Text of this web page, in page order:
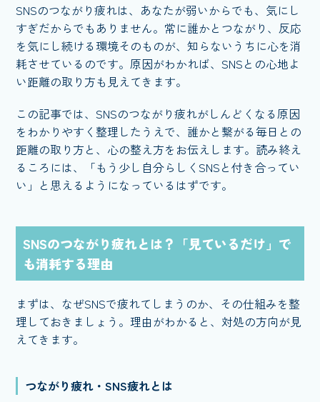
SNSのつながり疲れは、あなたが弱いからでも、気にし
すぎだからでもありません。常に誰かとつながり、反応
を気にし続ける環境そのものが、知らないうちに心を消
耗させているのです。原因がわかれば、SNSとの心地よ
い距離の取り方も見えてきます。
この記事では、SNSのつながり疲れがしんどくなる原因
をわかりやすく整理したうえで、誰かと繋がる毎日との
距離の取り方と、心の整え方をお伝えします。読み終え
るころには、「もう少し自分らしくSNSと付き合ってい
い」と思えるようになっているはずです。
SNSのつながり疲れとは？「見ているだけ」で
も消耗する理由
まずは、なぜSNSで疲れてしまうのか、その仕組みを整
理しておきましょう。理由がわかると、対処の方向が見
えてきます。
つながり疲れ・SNS疲れとは